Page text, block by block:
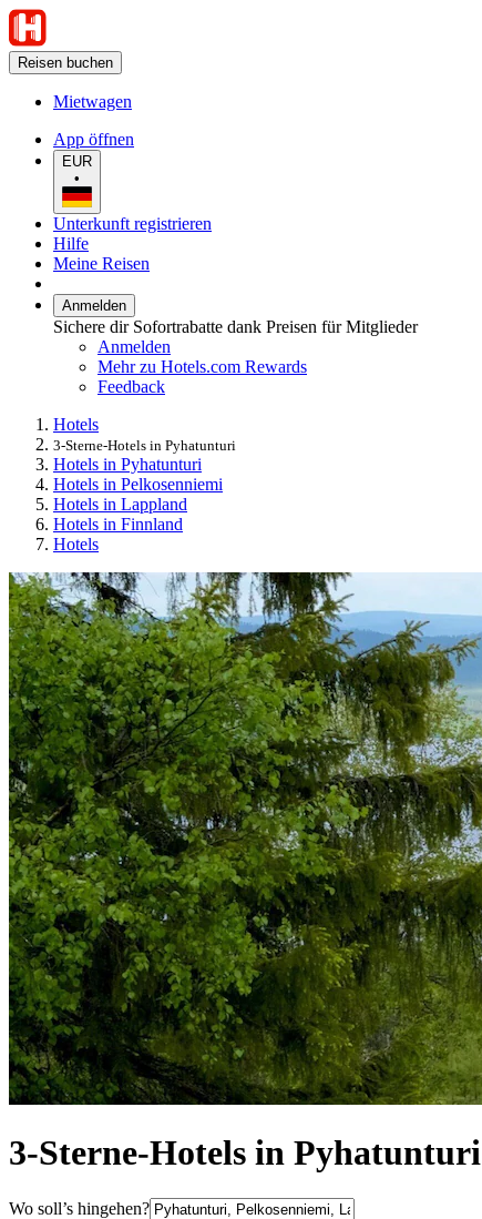
Reisen buchen
Mietwagen
App öffnen
EUR
•
Unterkunft registrieren
Hilfe
Meine Reisen
Anmelden
Sichere dir Sofortrabatte dank Preisen für Mitglieder
Anmelden
Mehr zu Hotels.com Rewards
Feedback
Hotels
3-Sterne-Hotels in Pyhatunturi
Hotels in Pyhatunturi
Hotels in Pelkosenniemi
Hotels in Lappland
Hotels in Finnland
Hotels
3-Sterne-Hotels in Pyhatunturi
Wo soll’s hingehen?